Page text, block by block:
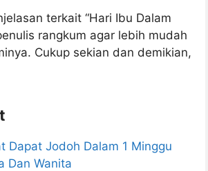
terkait “Hari Ibu Dalam
rangkum agar lebih mudah
Cukup sekian dan demikian,
Dapat Jodoh Dalam 1 Minggu
Dan Wanita